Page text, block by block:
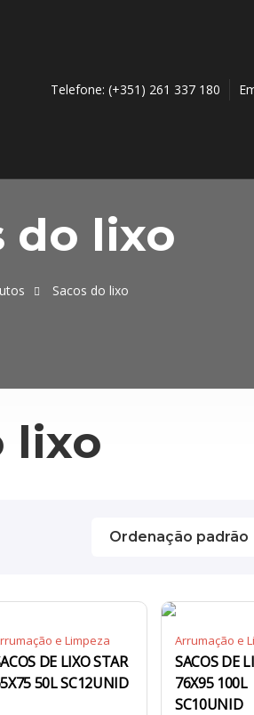
Telefone: (+351) 261 337 180
do lixo
Sacos do lixo
lixo
e Limpeza
DE LIXO STAR
50L SC12UNID
Arrumação e
SACOS DE
76X95 100L
SC10UNID